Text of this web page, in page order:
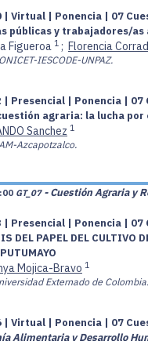
| Virtual | Ponencia | 07
públicas y trabajadores/as
Figueroa 1 ; Florencia
IESCODE-UNPAZ.
| Presencial | Ponencia |
agraria: la lucha
Sanchez 1
Azcapotzalco.
GT_07 - Cuestión Agraria y
| Presencial | Ponencia |
DEL PAPEL DEL CULTIVO
Mojica-Bravo 1
Externado de Colombia.
| Virtual | Ponencia | 07
Alimentaria y Desarrollo